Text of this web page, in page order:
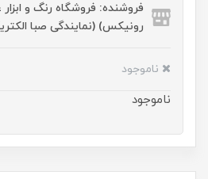
فروشنده: فروشگاه رنگ و ابزار
رونیکس) (نمایندگی صبا
ناموجود
ناموجود